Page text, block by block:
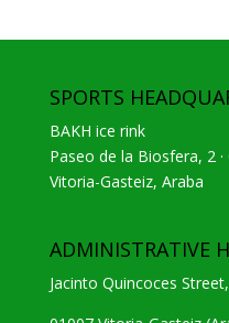
SPORTS
BAKH ice rink
Paseo de la Biosfera, 2 ·
Vitoria-Gasteiz, Araba
ADMINISTRATIVE
Jacinto Quincoces